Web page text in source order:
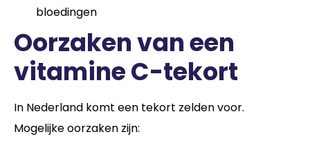
bloedingen
Oorzaken van een
vitamine C-tekort
In Nederland komt een tekort zelden voor.
Mogelijke oorzaken zijn: